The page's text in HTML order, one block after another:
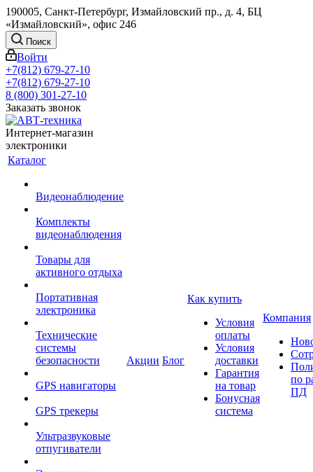
190005, Санкт-Петербург, Измайловский пр., д. 4, БЦ
«Измайловский», офис 246
Поиск
Войти
+7(812) 679-27-10
+7(812) 679-27-10
8 (800) 301-27-10
Заказать звонок
Интернет-магазин
электроники
Каталог
Видеонаблюдение
Комплекты
видеонаблюдения
Товары для
активного отдыха
Портативная
электроника
Технические
системы
безопасности
GPS навигаторы
GPS трекеры
Ультразвуковые
отпугиватели
Акции Блог
Как купить
Условия
оплаты
Условия
доставки
Гарантия
на товар
Бонусная
система
Компания
по
ПД